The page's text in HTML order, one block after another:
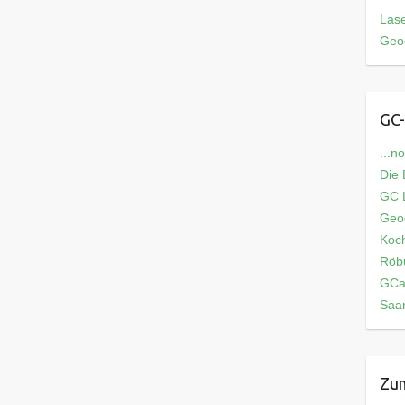
Die
GC